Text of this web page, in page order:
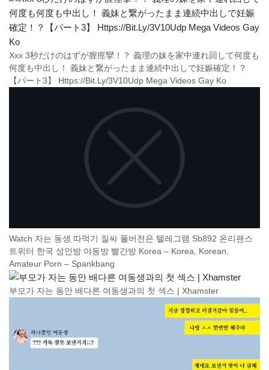
Xxx 3秒だけのはずが膣痙攣！？ 義理の妹を家中連れ回して何度も
何度も中出し！ 義妹と繋がったまま連続中出しで妊娠確定！？
【パート3】 Https://Bit.Ly/3V10Udp Mega Videos Gay Ko
Watch 자는 동생 따먹기 질싸 풀버전은 텔레그램 Sb892 온리팬스
트위터 한국 성인방 야동방 빨간방 Korea – Korea, Korean,
Amateur Porn – Spankbang
부모가 자는 동안 배다른 여동생과의 첫 섹스 | Xhamster